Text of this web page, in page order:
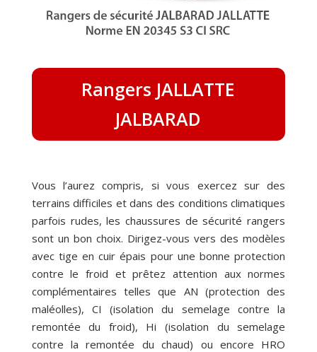
Rangers JALLATTE
JALBARAD
Vous l’aurez compris, si vous exercez sur des
terrains difficiles et dans des conditions climatiques
parfois rudes, les chaussures de sécurité rangers
sont un bon choix. Dirigez-vous vers des modèles
avec tige en cuir épais pour une bonne protection
contre le froid et prêtez attention aux normes
complémentaires telles que AN (protection des
maléolles), CI (isolation du semelage contre la
remontée du froid), Hi (isolation du semelage
contre la remontée du chaud) ou encore HRO